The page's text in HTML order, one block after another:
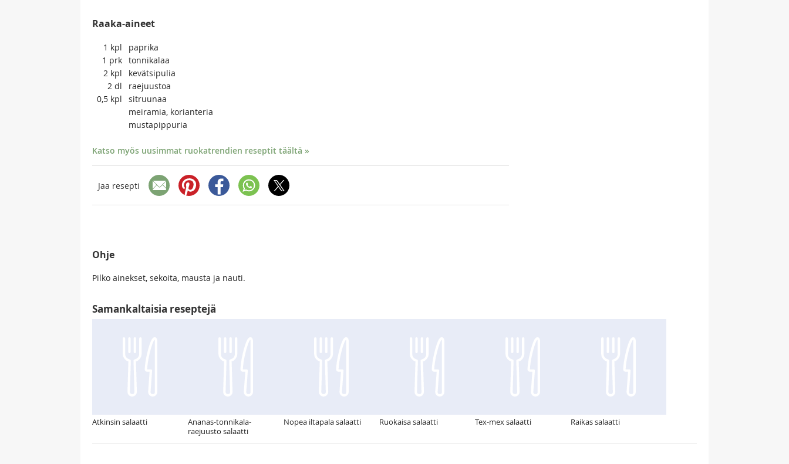
Raaka-aineet
1 kpl
paprika
1 prk tonnikalaa
2 kpl
kevätsipulia
2 dl
raejuustoa
0,5 kpl
sitruunaa
meiramia, korianteria
mustapippuria
Katso myös uusimmat ruokatrendien reseptit täältä »
Jaa resepti
Ohje
Pilko ainekset, sekoita, mausta ja nauti.
Samankaltaisia reseptejä
Atkinsin salaatti
Ananas-tonnikala-
raejuusto salaatti
Nopea iltapala salaatti Ruokaisa salaatti Tex-mex salaatti Raikas salaatti